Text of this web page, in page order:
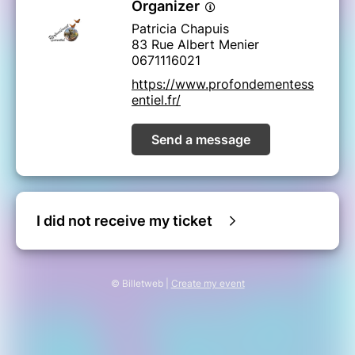
Organizer
Patricia Chapuis
83 Rue Albert Menier
0671116021
https://www.profondementess
entiel.fr/
Send a message
I did not receive my ticket
© Billetweb | Create my event